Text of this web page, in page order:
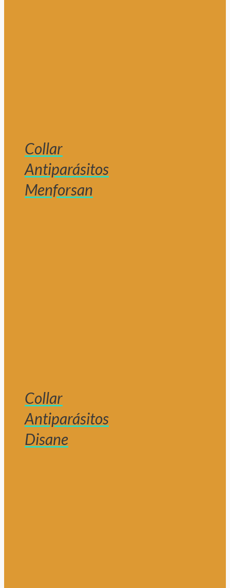
Collar
Antiparásitos
Menforsan
Collar
Antiparásitos
Disane